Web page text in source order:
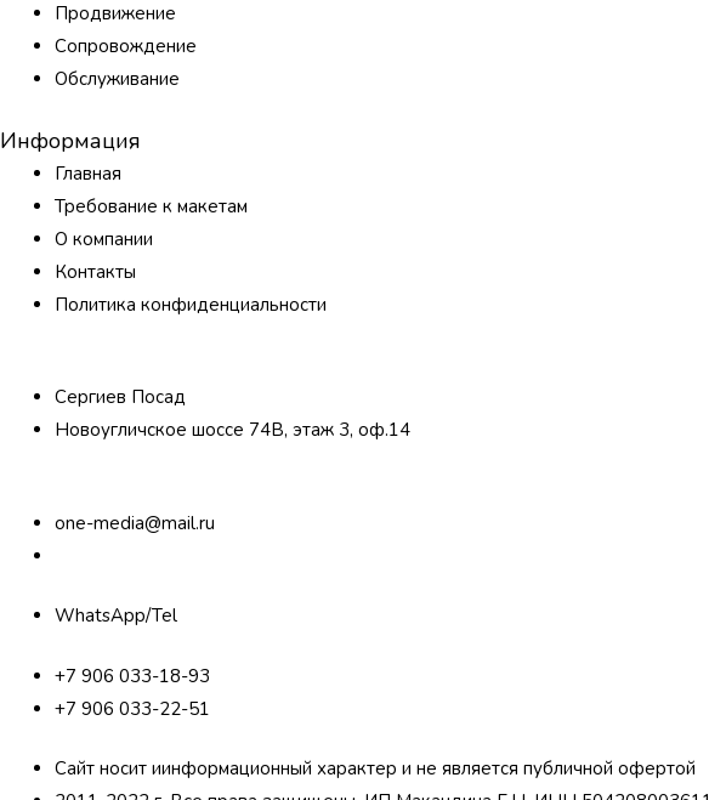
Продвижение
Сопровождение
Обслуживание
Информация
Главная
Требование к макетам
О компании
Контакты
Политика конфиденциальности
Сергиев Посад
Новоугличское шоссе 74В, этаж 3, оф.14
one-media@mail.ru
WhatsApp/Tel
+7 906 033-18-93
+7 906 033-22-51
Сайт носит иинформационный характер и не является публичной офертой